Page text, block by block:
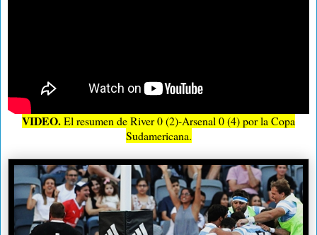
VIDEO.El resumen de River 0 (2)-Arsenal 0 (4) por la Copa
Sudamericana.